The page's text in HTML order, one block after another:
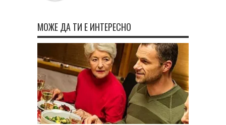
МОЖЕ ДА ТИ Е ИНТЕРЕСНО